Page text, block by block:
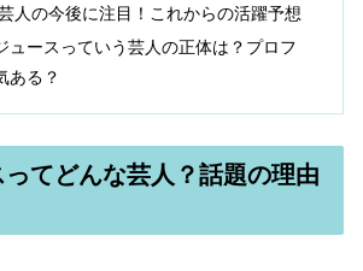
人の今後に注目！これからの活躍予想
ュースっていう芸人の正体は？プロフ
ある？
てどんな芸人？話題の理由